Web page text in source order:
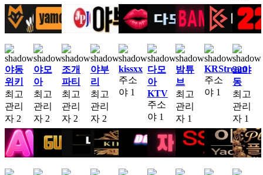
야동
위키
최고
관리
자 2
야모
아
최고
관리
자 2
조개
파티
최고
관리
자 2
야부
리
최고
관리
자 2
kissxx
주소
야 1
다모
아
KTV
주소
야 1
밤튜
브
최고
관리
자 1
KRStream
주소
야 1
22야
동
최고
관리
자 1